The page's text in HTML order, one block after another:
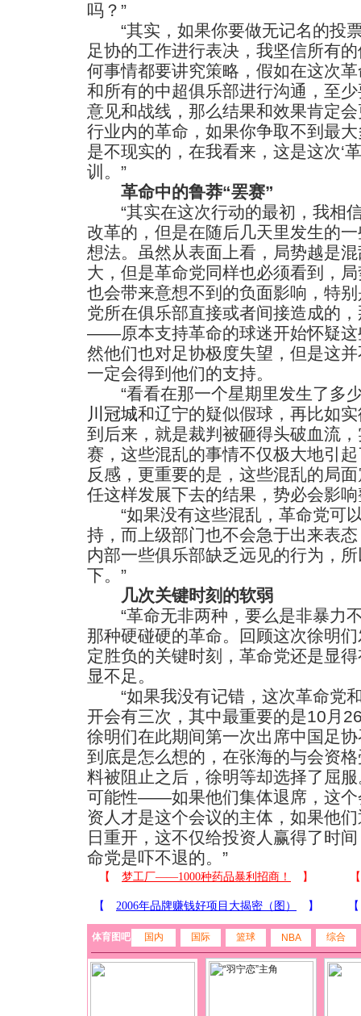
吗？”
“其实，如果你要做无记名的投
足协的工作进行表决，我坚信所有
何事情都要讲究策略，假如在这次
和所有的中超俱乐部进行沟通，至
意见和战线，那么结果和效果肯定
行业内的革命，如果你争取不到最
是不现实的，在我看来，这是这次‘
训。”
革命中的鲁莽“罢赛”
“其实在这次行动的最初，我相
改革的，但是在随后几天里发生的
想法。虽然从表面上看，局势越是
大，但是革命党同样也必须看到，
也会带来意想不到的负面影响，特
党所在俱乐部直接或者间接造成的
——原本支持革命的球迷开始怀疑这
然他们也对足协极度失望，但是这
一定会得到他们的支持。
“看看在那一个星期里发生了多
川冠城和辽宁的疑似假球，再比如
到后来，就是裁判被砸得头破血流
赛，这些混乱的事情不仅极大地引
反感，更重要的是，这些混乱的局
任这样发展下去的结果，势必会影
“如果没有这些混乱，革命党可
持，而上级部门也不会急于出来表
内部一些俱乐部缺乏远见的行为，
下。”
几次关键时刻的软弱
“革命无非两种，要么是非暴力
那种硬碰硬的革命。回顾这次徐明
定胜负的关键时刻，革命党还是显
显不足。
“如果我没有记错，这次革命党
开会有三次，其中最重要的是10月
徐明们在此期间第一次出席中国足
到底是怎么想的，在张海的与会资
料被阻止之后，徐明等却选择了屈
可能性——如果他们集体退席，这个
资人才是这个会议的主体，如果他
日重开，这不仅给投资人赢得了时
命党是吓不退的。”
体育图吧 国内 国际 篮球 NBA 综合